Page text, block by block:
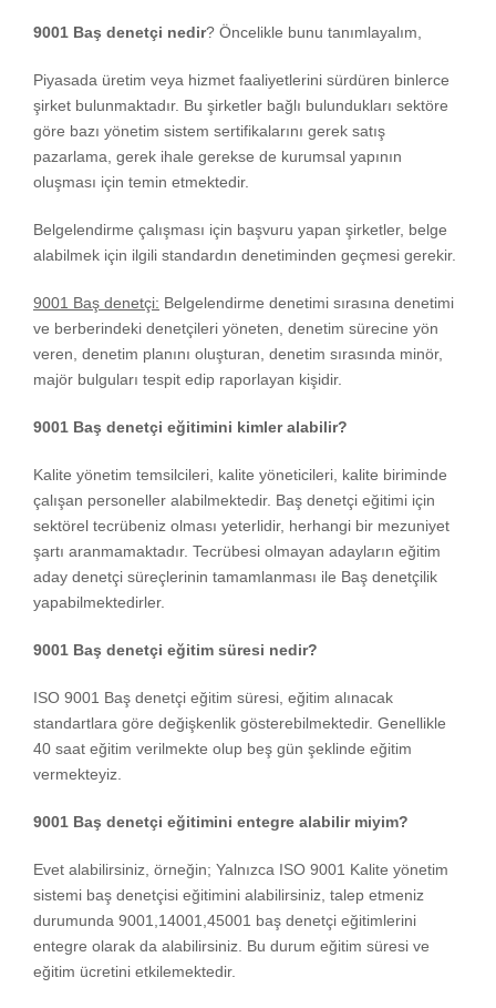
9001 Baş denetçi nedir? Öncelikle bunu tanımlayalım,
Piyasada üretim veya hizmet faaliyetlerini sürdüren binlerce
şirket bulunmaktadır. Bu şirketler bağlı bulundukları sektöre
göre bazı yönetim sistem sertifikalarını gerek satış
pazarlama, gerek ihale gerekse de kurumsal yapının
oluşması için temin etmektedir.
Belgelendirme çalışması için başvuru yapan şirketler, belge
alabilmek için ilgili standardın denetiminden geçmesi gerekir.
9001 Baş denetçi: Belgelendirme denetimi sırasına denetimi
ve berberindeki denetçileri yöneten, denetim sürecine yön
veren, denetim planını oluşturan, denetim sırasında minör,
majör bulguları tespit edip raporlayan kişidir.
9001 Baş denetçi eğitimini kimler alabilir?
Kalite yönetim temsilcileri, kalite yöneticileri, kalite biriminde
çalışan personeller alabilmektedir. Baş denetçi eğitimi için
sektörel tecrübeniz olması yeterlidir, herhangi bir mezuniyet
şartı aranmamaktadır. Tecrübesi olmayan adayların eğitim
aday denetçi süreçlerinin tamamlanması ile Baş denetçilik
yapabilmektedirler.
9001 Baş denetçi eğitim süresi nedir?
ISO 9001 Baş denetçi eğitim süresi, eğitim alınacak
standartlara göre değişkenlik gösterebilmektedir. Genellikle
40 saat eğitim verilmekte olup beş gün şeklinde eğitim
vermekteyiz.
9001 Baş denetçi eğitimini entegre alabilir miyim?
Evet alabilirsiniz, örneğin; Yalnızca ISO 9001 Kalite yönetim
sistemi baş denetçisi eğitimini alabilirsiniz, talep etmeniz
durumunda 9001,14001,45001 baş denetçi eğitimlerini
entegre olarak da alabilirsiniz. Bu durum eğitim süresi ve
eğitim ücretini etkilemektedir.